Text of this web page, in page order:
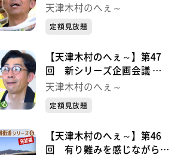
シリーズ②
天津木村のへぇ～
定額見放題
【天津木村のへぇ～】第47
回 新シリーズ企画会議 岩
手の〇〇を探る
天津木村のへぇ～
定額見放題
【天津木村のへぇ～】第46
回 有り難みを感じながら…